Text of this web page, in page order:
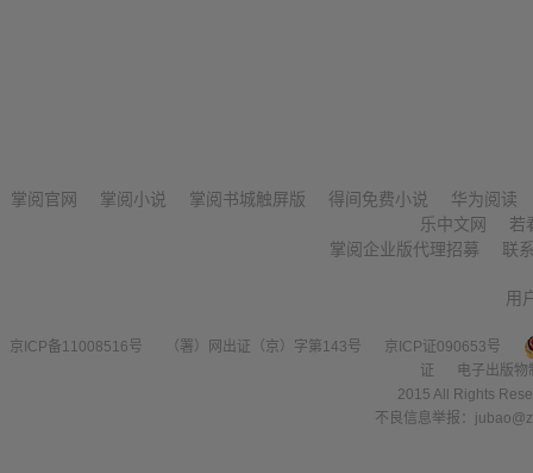
掌阅官网 掌阅小说 掌阅书城触屏版 得间免费小说
华为阅读
乐中文网
若
掌阅企业版代理招募
联
用
京ICP备11008516号 （署）网出证（京）字第143号
京ICP证090653号
证
电子出版
2015 All Rights
不良信息举报：